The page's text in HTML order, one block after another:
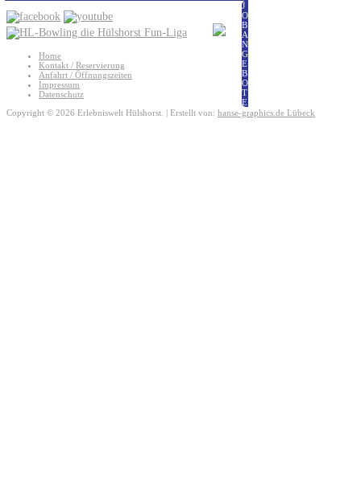
J
O
B
A
N
G
E
B
O
T
E
Home
Kontakt / Reservierung
Anfahrt / Öffnungszeiten
Impressum
Datenschutz
Copyright © 2026 Erlebniswelt Hülshorst. | Erstellt von: hanse-graphics.de Lübeck